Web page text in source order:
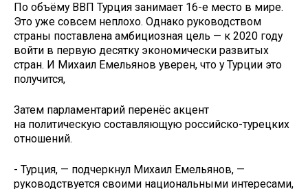
По объёму ВВП Турция занимает 16-е место в мире.
Это уже совсем неплохо. Однако руководством
страны поставлена амбициозная цель — к 2020 году
войти в первую десятку экономически развитых
стран. И Михаил Емельянов уверен, что у Турции это
получится,
Затем парламентарий перенёс акцент
на политическую составляющую российско-турецких
отношений.
- Турция, — подчеркнул Михаил Емельянов, —
руководствуется своими национальными интересами,